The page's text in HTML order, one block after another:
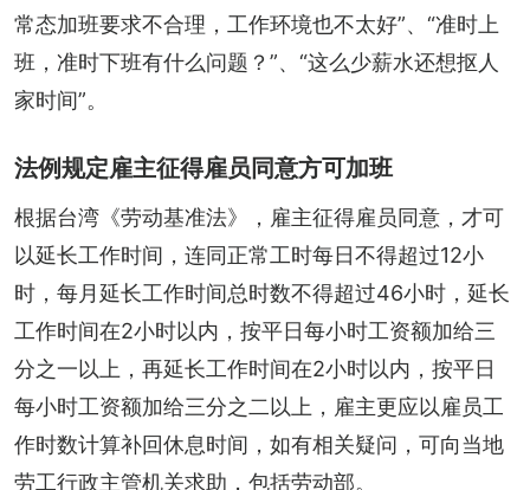
常态加班要求不合理，工作环境也不太好”、“准时上
班，准时下班有什么问题？”、“这么少薪水还想抠人
家时间”。
法例规定雇主征得雇员同意方可加班
根据台湾《劳动基准法》，雇主征得雇员同意，才可
以延长工作时间，连同正常工时每日不得超过12小
时，每月延长工作时间总时数不得超过46小时，延长
工作时间在2小时以内，按平日每小时工资额加给三
分之一以上，再延长工作时间在2小时以内，按平日
每小时工资额加给三分之二以上，雇主更应以雇员工
作时数计算补回休息时间，如有相关疑问，可向当地
劳工行政主管机关求助，包括劳动部。